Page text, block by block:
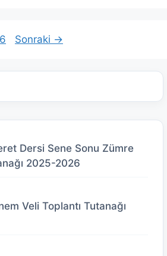
Sonraki →
Dersi Sene Sonu Zümre
2025-2026
Veli Toplantı Tutanağı